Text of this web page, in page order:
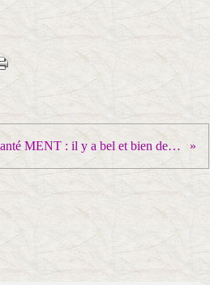
Le ministre de la santé MENT : il y a bel et bien des services d'urgence fermés la nuit !